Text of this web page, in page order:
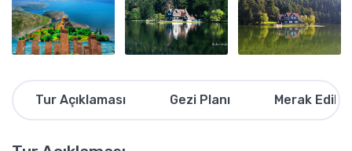
Tur Açıklaması Gezi Planı Merak